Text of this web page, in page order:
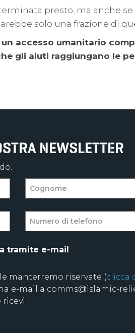
presto, ma anche se
solo una frazione di
accesso umanitario
gli aiuti raggiungano le
NEWSLETTER
tramite e-mail
manterremo riservate (clicca
mail a comms@islamic-